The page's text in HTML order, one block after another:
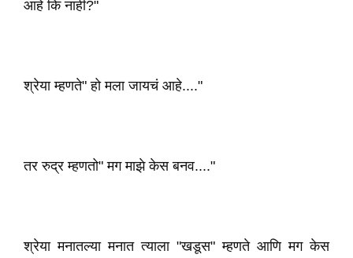
आहे कि नाही?"
श्रेया म्हणते" हो मला जायचं आहे...."
तर रुद्र म्हणतो" मग माझे केस बनव...."
श्रेया मनातल्या मनात त्याला "खडूस" म्हणते आणि मग केस